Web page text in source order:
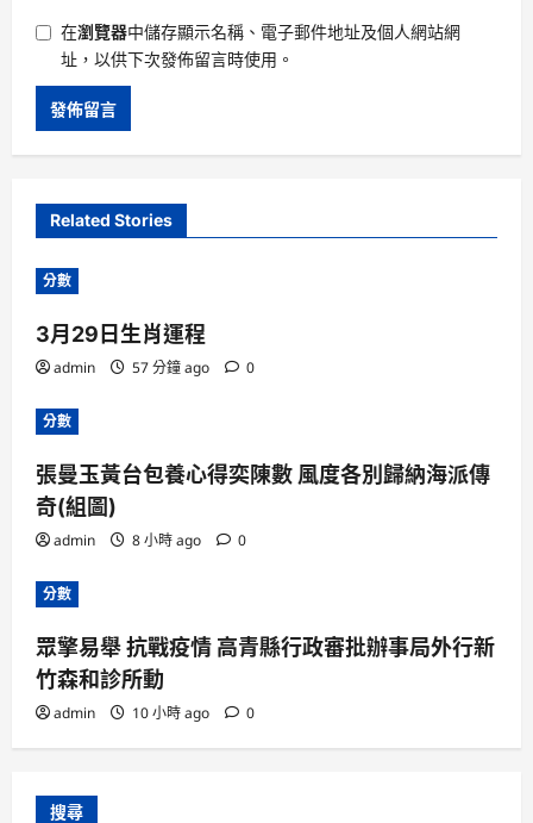
在瀏覽器中儲存顯示名稱、電子郵件地址及個人網站網
址，以供下次發佈留言時使用。
Related Stories
分數
3月29日生肖運程
admin 57 分鐘 ago 0
分數
張曼玉黃台包養心得奕陳數 風度各別歸納海派傳
奇(組圖)
admin 8 小時 ago 0
分數
眾擎易舉 抗戰疫情 高青縣行政審批辦事局外行新
竹森和診所動
admin 10 小時 ago 0
搜尋